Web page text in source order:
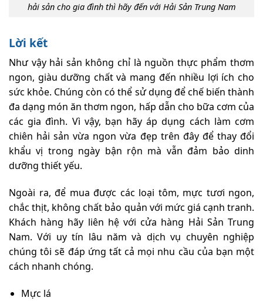
hải sản cho gia đình thì hãy đến với Hải Sản Trung Nam
Lời kết
Như vậy hải sản không chỉ là nguồn thực phẩm thơm
ngon, giàu dưỡng chất và mang đến nhiều lợi ích cho
sức khỏe. Chúng còn có thể sử dụng để chế biến thành
đa dạng món ăn thơm ngon, hấp dẫn cho bữa cơm của
các gia đình. Vì vậy, bạn hãy áp dụng cách làm cơm
chiên hải sản vừa ngon vừa đẹp trên đây để thay đổi
khẩu vị trong ngày bận rộn mà vẫn đảm bảo dinh
dưỡng thiết yếu.
Ngoài ra, để mua được các loại tôm, mực tươi ngon,
chắc thịt, không chất bảo quản với mức giá cạnh tranh.
Khách hàng hãy liên hệ với cửa hàng Hải Sản Trung
Nam. Với uy tín lâu năm và dịch vụ chuyên nghiệp
chúng tôi sẽ đáp ứng tất cả mọi nhu cầu của bạn một
cách nhanh chóng.
Mực lá